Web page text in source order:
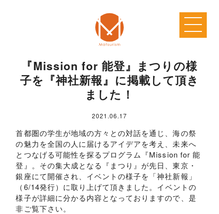
『Mission for 能登』まつりの様
子を『神社新報』に掲載して頂き
ました！
2021.06.17
首都圏の学生が地域の方々との対話を通じ、海の祭
の魅力を全国の人に届けるアイデアを考え、未来へ
とつなげる可能性を探るプログラム『Mission for 能
登』。その集大成となる『まつり』が先日、東京・
銀座にて開催され、イベントの様子を「神社新報」
（6/14発行）に取り上げて頂きました。イベントの
様子が詳細に分かる内容となっておりますので、是
非ご覧下さい。